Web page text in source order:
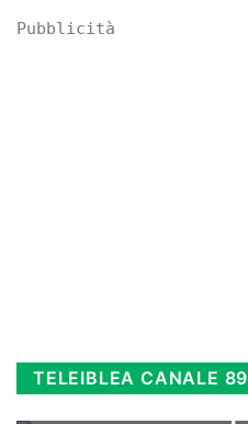
Pubblicità
TELEIBLEA CANALE 89